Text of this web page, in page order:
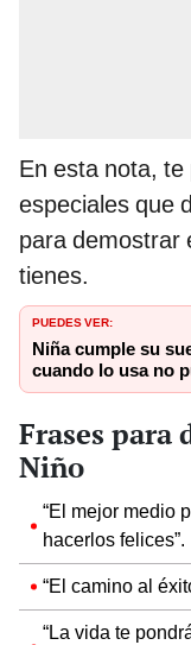
En esta nota,
especiales que
para demostrar
tienes.
PUEDES VER:
Niña cumple su
cuando lo usa no
Frases para
Niño
“El mejor medio
hacerlos felices”.
“El camino al
“La vida te